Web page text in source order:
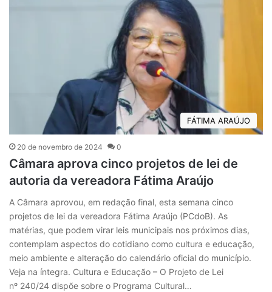
FÁTIMA ARAÚJO
20 de novembro de 2024 0
Câmara aprova cinco projetos de lei de
autoria da vereadora Fátima Araújo
A Câmara aprovou, em redação final, esta semana cinco
projetos de lei da vereadora Fátima Araújo (PCdoB). As
matérias, que podem virar leis municipais nos próximos dias,
contemplam aspectos do cotidiano como cultura e educação,
meio ambiente e alteração do calendário oficial do município.
Veja na íntegra. Cultura e Educação – O Projeto de Lei
nº 240/24 dispõe sobre o Programa Cultural…